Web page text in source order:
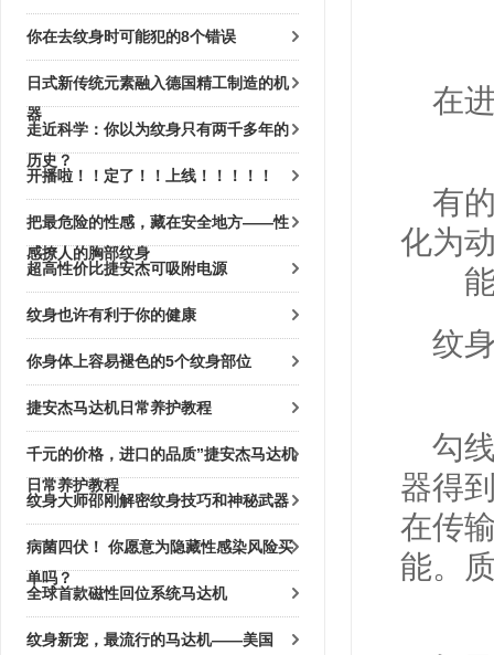
你在去纹身时可能犯的8个错误
日式新传统元素融入德国精工制造的机
器
走近科学：你以为纹身只有两千多年的
历史？
开播啦！！定了！！上线！！！！！
把最危险的性感，藏在安全地方——性
感撩人的胸部纹身
超高性价比捷安杰可吸附电源
纹身也许有利于你的健康
你身体上容易褪色的5个纹身部位
捷安杰马达机日常养护教程
千元的价格，进口的品质”捷安杰马达机
日常养护教程
纹身大师邵刚解密纹身技巧和神秘武器
病菌四伏！ 你愿意为隐藏性感染风险买
单吗？
全球首款磁性回位系统马达机
纹身新宠，最流行的马达机——美国
在
有
化为
纹
勾
器得
在传
能。